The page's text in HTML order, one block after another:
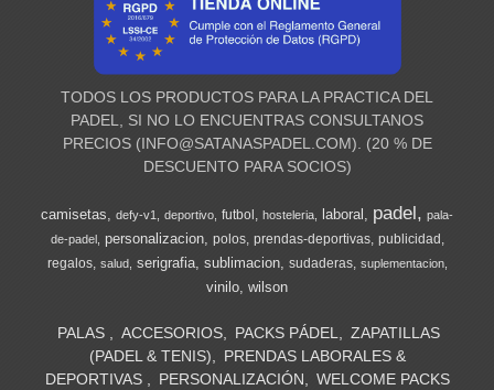
TODOS LOS PRODUCTOS PARA LA PRACTICA DEL
PADEL, SI NO LO ENCUENTRAS CONSULTANOS
PRECIOS (INFO@SATANASPADEL.COM). (20 % DE
DESCUENTO PARA SOCIOS)
camisetas defy-v1 deportivo futbol hosteleria laboral padel
pala-
de-padel
personalizacion polos prendas-deportivas publicidad
regalos
salud serigrafia sublimacion sudaderas suplementacion
vinilo wilson
PALAS ACCESORIOS PACKS PÁDEL
ZAPATILLAS
(PADEL & TENIS)
PRENDAS LABORALES &
DEPORTIVAS
PERSONALIZACIÓN
WELCOME PACKS